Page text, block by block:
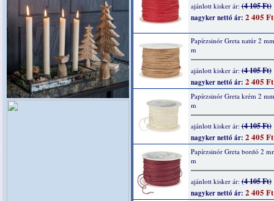
ajánlott kisker ár:(4 105 Ft)
nagyker nettó ár: 2 405 Ft
Papírzsinór Greta natúr 2
m
ajánlott kisker ár:(4 105 Ft)
nagyker nettó ár: 2 405 Ft
Papírzsinór Greta krém 2
m
ajánlott kisker ár:(4 105 Ft)
nagyker nettó ár: 2 405 Ft
Papírzsinór Greta bordó 2
m
ajánlott kisker ár:(4 105 Ft)
nagyker nettó ár: 2 405 Ft